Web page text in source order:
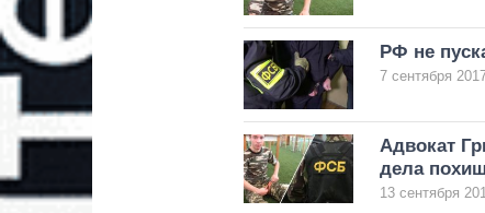
РФ не
7 сентября
Адвокат
дела
13 сентября